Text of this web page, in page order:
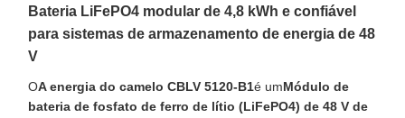
Bateria LiFePO4 modular de 4,8 kWh e confiável
para sistemas de armazenamento de energia de 48
V
OA energia do camelo CBLV 5120-B1é umMódulo de
bateria de fosfato de ferro de lítio (LiFePO4) de 48 V de